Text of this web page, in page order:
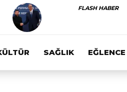
FLASH HABER
SAĞLIK EĞLENCE